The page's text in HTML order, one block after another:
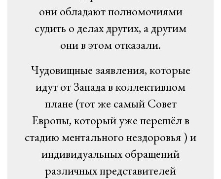
они обладают полномочиями
судить о делах других, а другим
они в этом отказали.
Чудовищные заявления, которые
идут от Запада в коллективном
плане (тот же самый Совет
Европы, который уже перешёл в
стадию ментального нездоровья ) и
индивидуальных обращений
различных представителей